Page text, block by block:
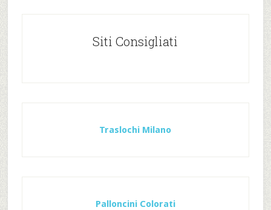
Siti Consigliati
Traslochi Milano
Palloncini Colorati